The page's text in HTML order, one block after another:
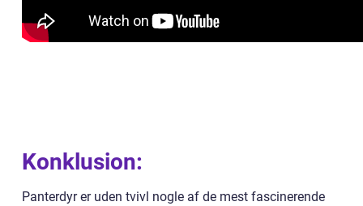
Konklusion:
Panterdyr er uden tvivl nogle af de mest fascinerende